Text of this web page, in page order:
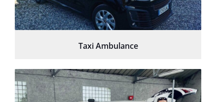
Taxi Ambulance